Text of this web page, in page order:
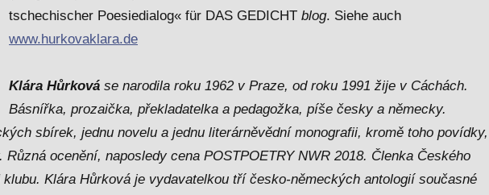
tschechischer Poesiedialog« für DAS GEDICHT blog. Siehe auch
www.hurkovaklara.de
Klára Hůrková se narodila roku 1962 v Praze, od roku 1991 žije v Cáchách.
Básnířka, prozaička, překladatelka a pedagožka, píše česky a německy.
sbírek, jednu novelu a jednu literárněvědní monografii, kromě toho povídky,
ocenění, naposledy cena POSTPOETRY NWR 2018. Členka Českého
Klára Hůrková je vydavatelkou tří česko-německých antologií současné